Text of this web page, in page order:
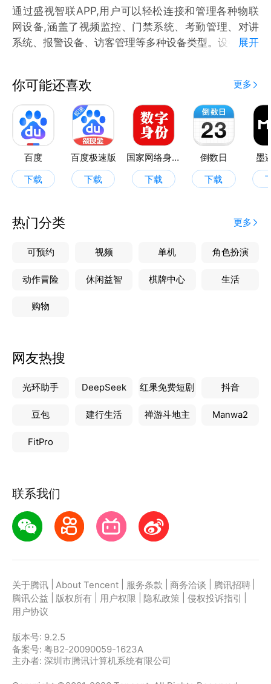
通过盛视智联APP,用户可以轻松连接和管理各种物联
网设备,涵盖了视频监控、门禁系统、考勤管理、对讲
系统、报警设备、访客管理等多种设备类型。设备数据
现设备的集中管理和监控，还能通过智能化的功能和数
据分析提升安全性、便捷性和管理效率，为用户提供全
方位的智能物联解决方案。
展开
你可能还喜欢 更多
百度
下载
百度极速版
下载
国家网络身份认证
下载
倒数日
下载
墨
热门分类 更多
可预约 视频 单机 角色扮演
动作冒险 休闲益智 棋牌中心 生活
购物
网友热搜
光环助手 DeepSeek 红果免费短剧 抖音
豆包 建行生活 禅游斗地主 Manwa2
FitPro
联系我们
关于腾讯 About Tencent 服务条款 商务洽谈 腾讯招聘
腾讯公益
版权所有 用户权限 隐私政策 侵权投诉指引
用户协议
版本号: 9.2.5
备案号: 粤B2-20090059-1623A
主办者: 深圳市腾讯计算机系统有限公司